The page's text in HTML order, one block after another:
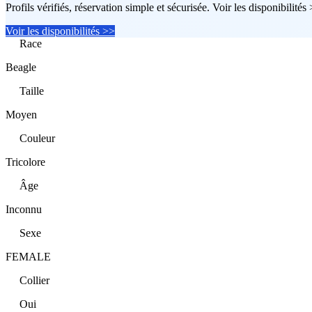
Profils vérifiés, réservation simple et sécurisée. Voir les disponibilités
Voir les disponibilités >>
Race
Beagle
Taille
Moyen
Couleur
Tricolore
Âge
Inconnu
Sexe
FEMALE
Collier
Oui